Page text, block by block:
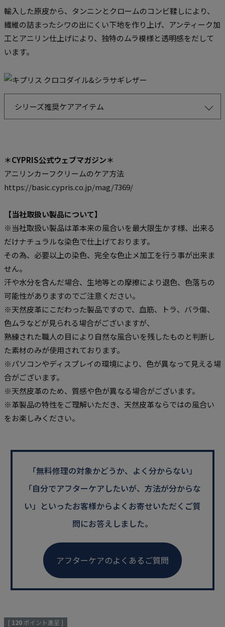
輸入した原皮から、タンニンとクロームのコンビ鞣しにより、
繊維の詰まったシワの出にくい下地を作り上げ、アンティーク加
工とアニリン仕上げにより、独特のムラ模様と透明感をだして
います。
シリーズ推奨ケアアイテム
＊CYPRIS公式ウェブマガジン＊
アニリンカーフクリームのケア方法
https://basic.cypris.co.jp/mag/7369/
【当社取扱い製品について】
※当社取扱い製品は革本来の風合いを最大限生かす様、出来る
だけナチュラルな染色で仕上げております。
その為、必要以上の染色、完全な色止メ加工を行う事が出来ま
せん。
汗や水分を含んだ場合、生地等との摩擦により退色、色落ちの
可能性がありますのでご注意ください。
※天然皮革にこだわった製品ですので、血筋、トラ、バラ傷、
色ムラなどが見られる場合がございますが、
熟練された職人の目により自然な風合いを残したものと判断し
た素材のみが使用されております。
※パソコンやディスプレイの環境により、色が異なって見える場
合がございます。
※天然皮革のため、質感や色が異なる場合がございます。
※革製品の特性をご理解いただき、天然皮革ならではの風合い
をお楽しみください。
「無料修理の対象かどうか、よく分からない」
「自分でアフターケアしたいが、方法が分からな
い」といったお客様からよくお寄せいただくご質
問にお答えしました。
アフターケアのよくあるご質問
[ 120ポイント進呈 ]